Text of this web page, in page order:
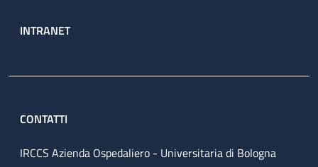
INTRANET
CONTATTI
IRCCS Azienda Ospedaliero - Universitaria di Bologna